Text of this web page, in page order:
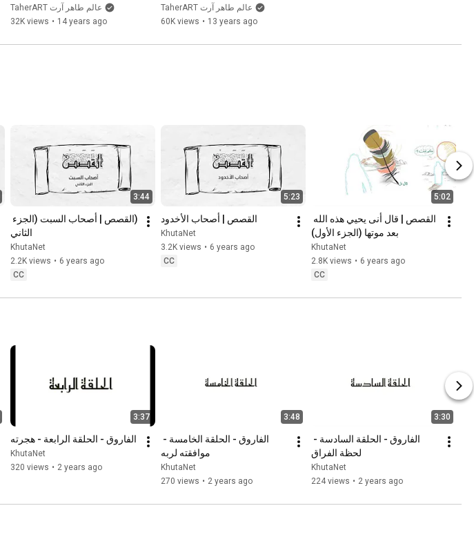
TaherART عالم طاهر آرت
32K views • 14 years ago
TaherART عالم طاهر آرت
60K views • 13 years ago
3:44
الثاني
KhutaNet
2.2K views • 6 years ago
CC
5:23
القصص | أصحاب الأخدود
KhutaNet
3.2K views • 6 years ago
CC
5:02
بعد موتها (الجزء الأول)
KhutaNet
2.8K views • 6 years ago
CC
3:37
الفاروق - الحلقة الرابعة - هجرته
KhutaNet
320 views • 2 years ago
3:48
موافقته لربه
KhutaNet
270 views • 2 years ago
3:30
لحظة الفراق
KhutaNet
224 views • 2 years ago